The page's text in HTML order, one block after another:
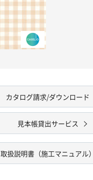
カタログ請求/ダウンロード
見本帳貸出サービス
取扱説明書（施工マニュアル）